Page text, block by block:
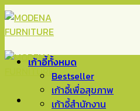
Skip
to
content
เก้าอี้ทั้งหมด
Bestseller
เก้าอี้เพื่อสุขภาพ
เก้าอี้สำนักงาน